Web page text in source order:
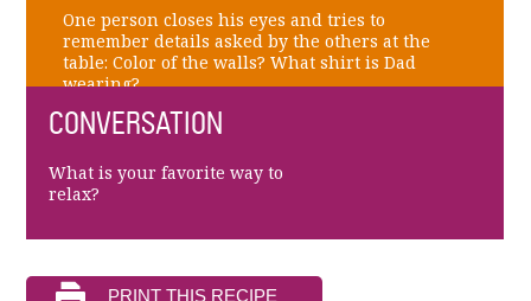
One person closes his eyes and tries to
remember details asked by the others at the
table: Color of the walls? What shirt is Dad
wearing?
CONVERSATION
What is your favorite way to
relax?